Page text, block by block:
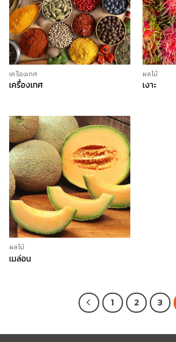
เครื่องเทศ
เครื่องเทศ
ผลไม้
เงาะ
ผลไม้
เมล่อน
1 2 3